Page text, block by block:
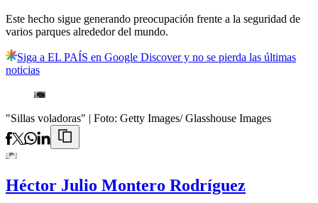
Este hecho sigue generando preocupación frente a la seguridad de
varios parques alrededor del mundo.
Siga a EL PAÍS en Google Discover y no se pierda las últimas
noticias
"Sillas voladoras" | Foto: Getty Images/ Glasshouse Images
Héctor Julio Montero Rodríguez